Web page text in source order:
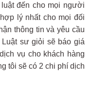
đến cho mọi người
lý nhất cho mọi đối
thông tin và yêu cầu
sư giỏi sẽ báo giá
vụ cho khách hàng
tôi sẽ có 2 chi phí dịch